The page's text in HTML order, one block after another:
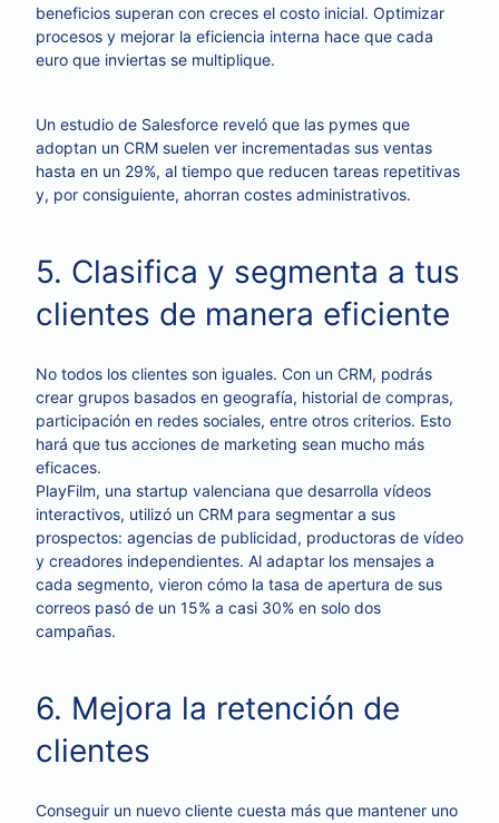
beneficios superan con creces el costo inicial. Optimizar
procesos y mejorar la eficiencia interna hace que cada
euro que inviertas se multiplique.
Un estudio de Salesforce reveló que las pymes que
adoptan un CRM suelen ver incrementadas sus ventas
hasta en un 29%, al tiempo que reducen tareas repetitivas
y, por consiguiente, ahorran costes administrativos.
5. Clasifica y segmenta a tus
clientes de manera eficiente
No todos los clientes son iguales. Con un CRM, podrás
crear grupos basados en geografía, historial de compras,
participación en redes sociales, entre otros criterios. Esto
hará que tus acciones de marketing sean mucho más
eficaces.
PlayFilm, una startup valenciana que desarrolla vídeos
interactivos, utilizó un CRM para segmentar a sus
prospectos: agencias de publicidad, productoras de vídeo
y creadores independientes. Al adaptar los mensajes a
cada segmento, vieron cómo la tasa de apertura de sus
correos pasó de un 15% a casi 30% en solo dos
campañas.
6. Mejora la retención de
clientes
Conseguir un nuevo cliente cuesta más que mantener uno